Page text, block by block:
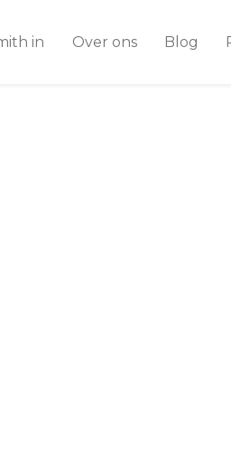
in Over ons Blog